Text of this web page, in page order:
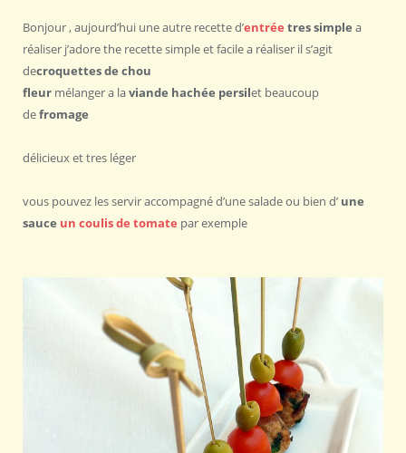
Bonjour , aujourd’hui une autre recette d’entrée tressimple a
réaliser j’adore the recette simple et facile a réaliser il s’agit
decroquettes de chou
fleur mélanger a laviande hachée persilet beaucoup
defromage
délicieux et tres léger
vous pouvez les servir accompagné d’une salade ou bien d’ une
sauce un coulis de tomate par exemple